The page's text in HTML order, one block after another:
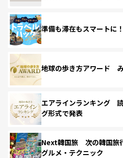
準備も滞在もスマート
地球の歩き方アワード み
エアラインランキング
グ形式で発表
Next韓国旅 次の韓国旅
グルメ・テクニック